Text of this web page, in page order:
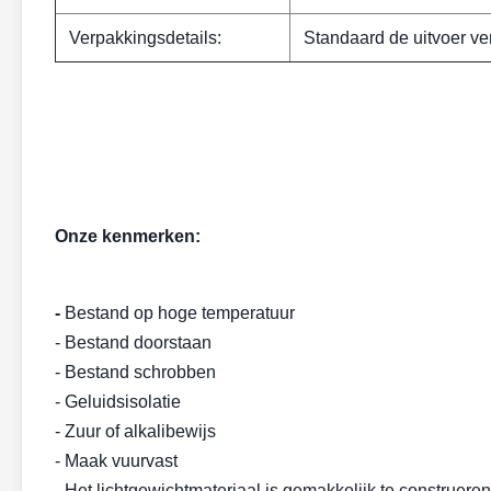
Verpakkingsdetails: Standaard de uitvoer
Onze kenmerken:
- Bestand op hoge temperatuur
- Bestand doorstaan
- Bestand schrobben
- Geluidsisolatie
- Zuur of alkalibewijs
- Maak vuurvast